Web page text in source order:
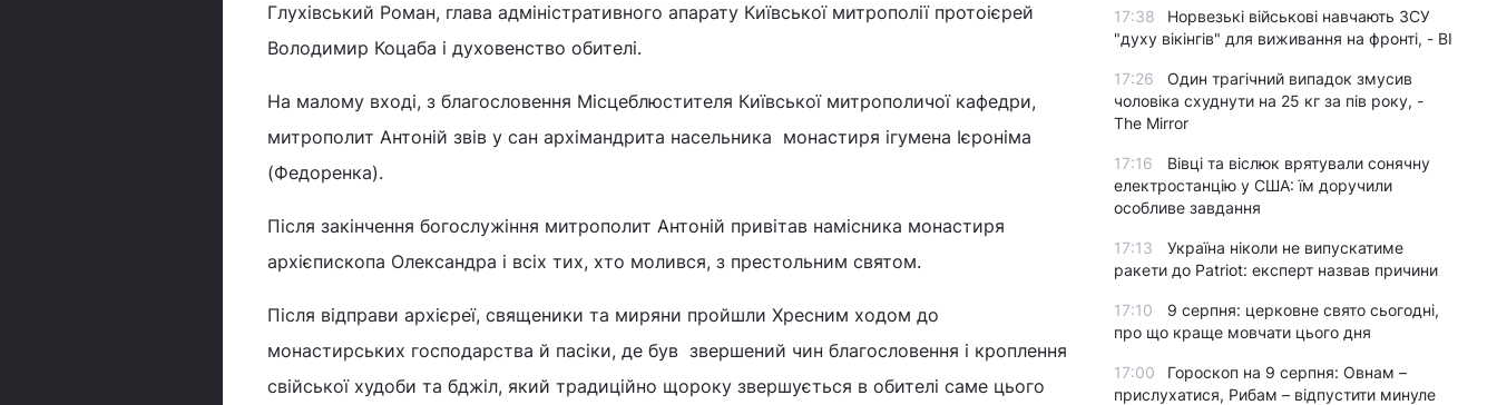
Глухівський Роман, глава адміністративного апарату Київської митрополії протоієрей
Володимир Коцаба і духовенство обителі.
На малому вході, з благословення Місцеблюстителя Київської митрополичої кафедри,
митрополит Антоній звів у сан архімандрита насельника монастиря ігумена Ієроніма
(Федоренка).
Після закінчення богослужіння митрополит Антоній привітав намісника монастиря
архієпископа Олександра і всіх тих, хто молився, з престольним святом.
Після відправи архієреї, священики та миряни пройшли Хресним ходом до
монастирських господарства й пасіки, де був звершений чин благословення і кроплення
свійської худоби та бджіл, який традиційно щороку звершується в обителі саме цього
17:38
Норвезькі військові навчають ЗСУ
"духу вікінгів" для виживання на фронті, - BI
17:26
Один трагічний випадок змусив
чоловіка схуднути на 25 кг за пів року, -
The Mirror
17:16
Вівці та віслюк врятували сонячну
електростанцію у США: їм доручили
особливе завдання
17:13
Україна ніколи не випускатиме
ракети до Patriot: експерт назвав причини
17:10
9 серпня: церковне свято сьогодні,
про що краще мовчати цього дня
17:00
Гороскоп на 9 серпня: Овнам –
прислухатися, Рибам – відпустити минуле